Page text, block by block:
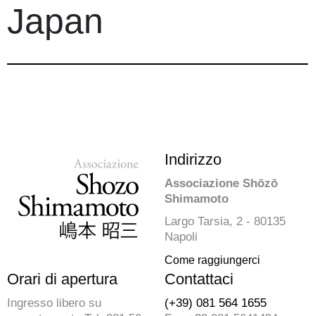
Japan
Indirizzo
Associazione Shōzō
Shimamoto
Largo Tarsia, 2 - 80135
Napoli
Come raggiungerci
Orari di apertura
Ingresso libero su
Contattaci
(+39) 081 564 1655